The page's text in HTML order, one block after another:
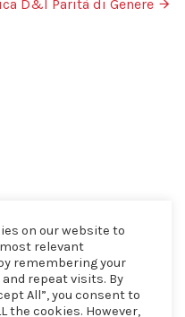
D&I Parità di Genere
on our website to
relevant
remembering your
repeat visits. By
All”, you consent to
the cookies. However,